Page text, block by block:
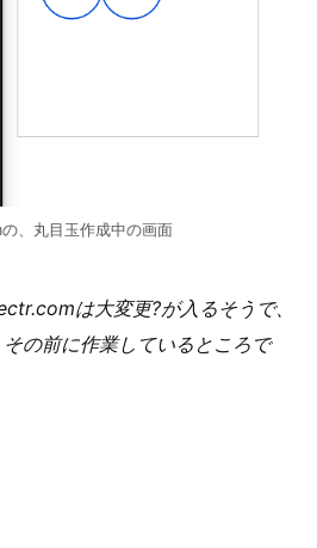
、丸目玉作成中の画面
は大変更?が入るそうで、
の前に作業しているところで